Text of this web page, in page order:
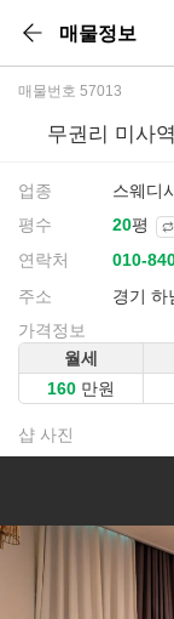
매물정보
매물번호 57013
무권리 미사
업종
스웨디
평수
평
연락처
주소
경기 하
가격정보
월세
만원
샵 사진